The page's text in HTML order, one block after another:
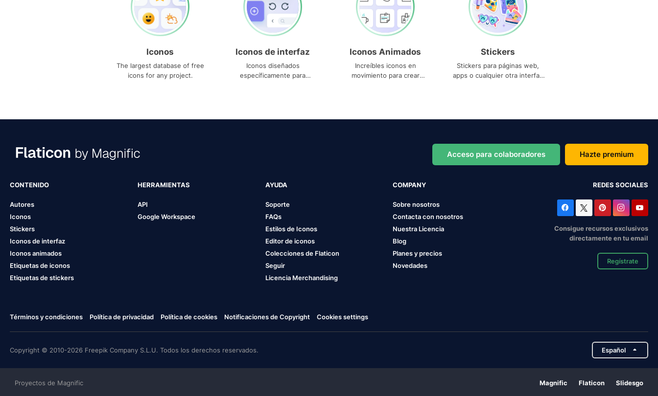
Iconos
The largest database of free
icons for any project.
Iconos de interfaz
Iconos diseñados
específicamente para
Iconos Animados
Increíbles iconos en
movimiento para crear
Stickers
Stickers para páginas web,
apps o cualquier otra interfaz
Acceso para colaboradores Hazte premium
CONTENIDO
Autores
Iconos
Stickers
Iconos de interfaz
Iconos animados
Etiquetas de iconos
Etiquetas de stickers
HERRAMIENTAS
API
Google Workspace
AYUDA
Soporte
FAQs
Estilos de Iconos
Editor de iconos
Colecciones de Flaticon
Seguir
Licencia Merchandising
COMPANY
Sobre nosotros
Contacta con nosotros
Nuestra Licencia
Blog
Planes y precios
Novedades
REDES SOCIALES
Consigue recursos exclusivos
directamente en tu email
Regístrate
Términos y condiciones Política de privacidad Política de cookies Notificaciones de Copyright Cookies settings
Copyright © 2010-2026 Freepik Company S.L.U. Todos los derechos reservados. Español
Proyectos de Magnific Magnific Flaticon Slidesgo